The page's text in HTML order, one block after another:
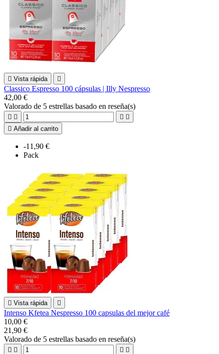
 Vista rápida 
Classico Espresso 100 cápsulas | Illy Nespresso
42,00 €
Valorado de 5 estrellas basado en reseña(s)
   
 Añadir al carrito
-11,90 €
Pack
 Vista rápida 
Intenso Kfetea Nespresso 100 capsulas del mejor café
10,00 €
21,90 €
Valorado de 5 estrellas basado en reseña(s)
   